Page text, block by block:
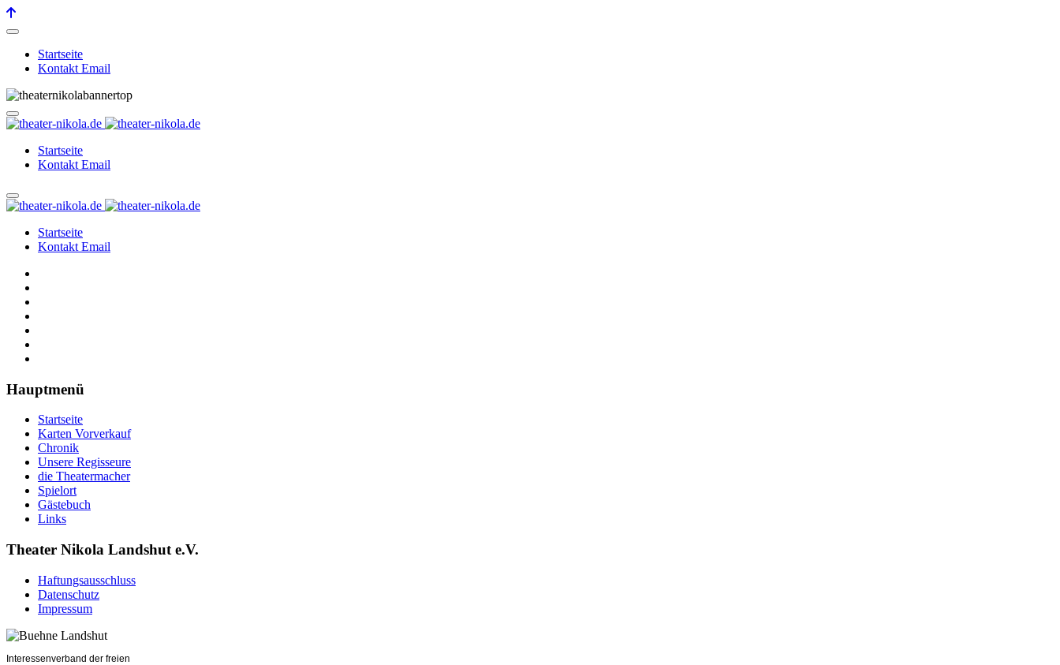
Startseite
Kontakt Email
Startseite
Kontakt Email
Startseite
Kontakt Email
Hauptmenü
Startseite
Karten Vorverkauf
Chronik
Unsere Regisseure
die Theatermacher
Spielort
Gästebuch
Links
Theater Nikola Landshut e.V.
Haftungsausschluss
Datenschutz
Impressum
Interessenverband der freien